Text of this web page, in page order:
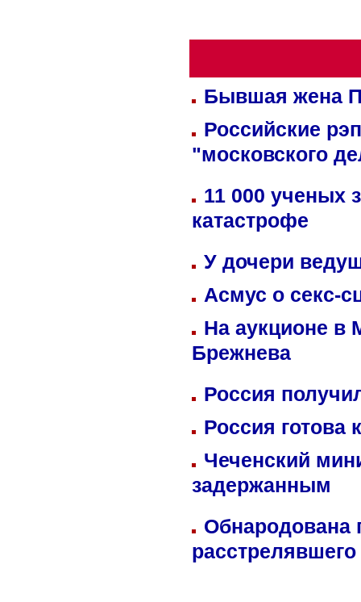
Бывшая жена
Российские
"московского
11 000 ученых
катастрофе
У дочери
Асмус о секс-
На аукционе в
Брежнева
Россия
Россия готова
Чеченский
задержанным
Обнародована